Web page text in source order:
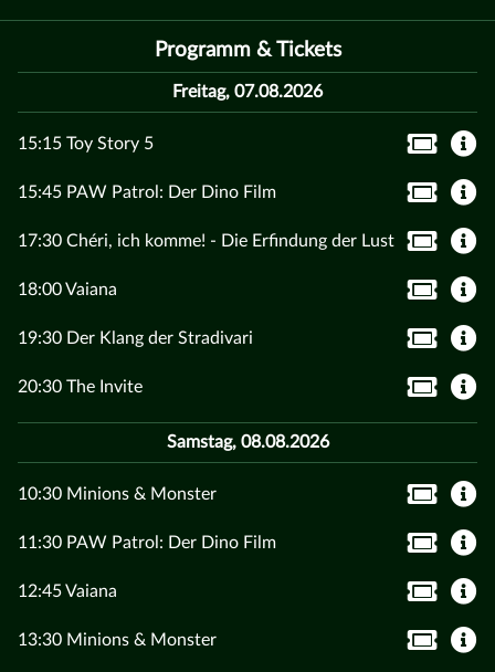
Programm & Tickets
Freitag, 07.08.2026
15:15 Toy Story 5
15:45 PAW Patrol: Der Dino Film
17:30 Chéri, ich komme! - Die Erfindung der Lust
18:00 Vaiana
19:30 Der Klang der Stradivari
20:30 The Invite
Samstag, 08.08.2026
10:30 Minions & Monster
11:30 PAW Patrol: Der Dino Film
12:45 Vaiana
13:30 Minions & Monster